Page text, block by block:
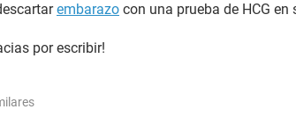
embarazo con una prueba de HCG
por escribir!